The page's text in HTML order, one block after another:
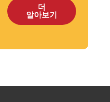
더
알아보기